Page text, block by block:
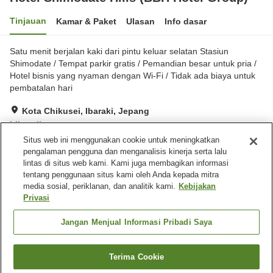
Tinjauan Kamar & Paket Ulasan Info dasar
Satu menit berjalan kaki dari pintu keluar selatan Stasiun
Shimodate / Tempat parkir gratis / Pemandian besar untuk pria /
Hotel bisnis yang nyaman dengan Wi-Fi / Tidak ada biaya untuk
pembatalan hari
Kota Chikusei, Ibaraki, Jepang
Lihat di peta
Baik Ulasan:273
Fasilitas properti
Wi-Fi
stasiun
Mesin penjual otomatis
Microwave bersama
Cari kamar
Situs web ini menggunakan cookie untuk meningkatkan
pengalaman pengguna dan menganalisis kinerja serta lalu
lintas di situs web kami. Kami juga membagikan informasi
tentang penggunaan situs kami oleh Anda kepada mitra
media sosial, periklanan, dan analitik kami. Kebijakan
Privasi
Jangan Menjual Informasi Pribadi Saya
Terima Cookie